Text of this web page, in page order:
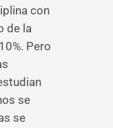
con
de la
Pero
se
se